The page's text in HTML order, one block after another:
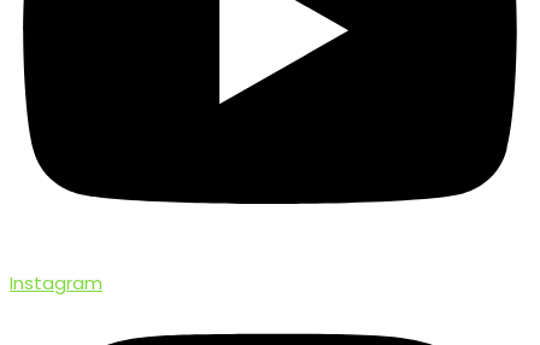
Instagram